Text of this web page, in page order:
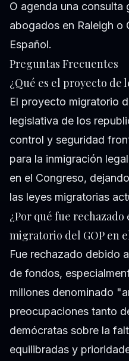
O agenda una consulta
abogados en Raleigh o
Español.
Preguntas Frecuentes
¿Qué es el proyecto de
El proyecto migratorio
legislativa de los
control y seguridad
para la inmigración
en el Congreso,
las leyes migratorias
¿Por qué fue
migratorio del GOP en
Fue rechazado debido
de fondos,
millones denominado
preocupaciones tanto
demócratas sobre la
equilibradas y